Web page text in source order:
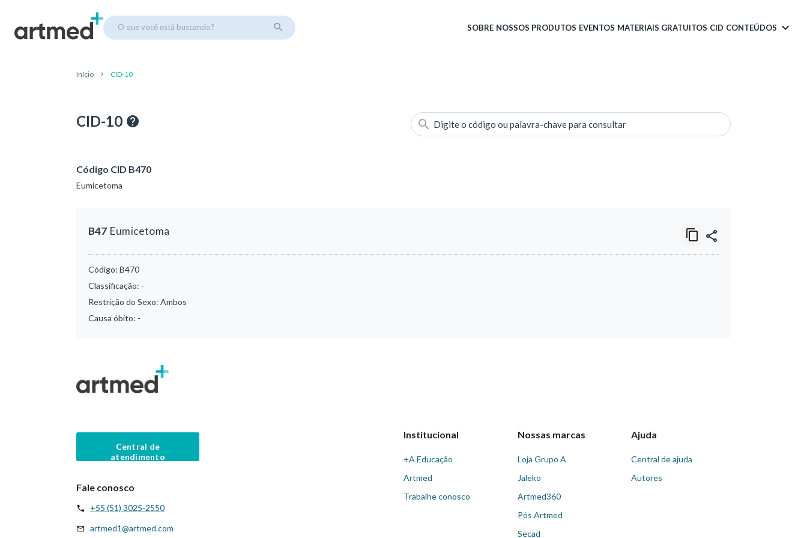
O que você está buscando? SOBRE NOSSOS PRODUTOS EVENTOS MATERIAIS GRATUITOS CID CONTEÚDOS
Início CID-10
CID-10 Digite o código ou palavra-chave para consultar
Código CID B470
Eumicetoma
B47 Eumicetoma
Código: B470
Classificação: -
Restrição do Sexo: Ambos
Causa óbito: -
Central de
atendimento
Fale conosco
+55 (51) 3025-2550
artmed1@artmed.com
Institucional
+A Educação
Artmed
Trabalhe conosco
Nossas marcas
Loja Grupo A
Jaleko
Artmed360
Pós Artmed
Secad
Ajuda
Central de ajuda
Autores